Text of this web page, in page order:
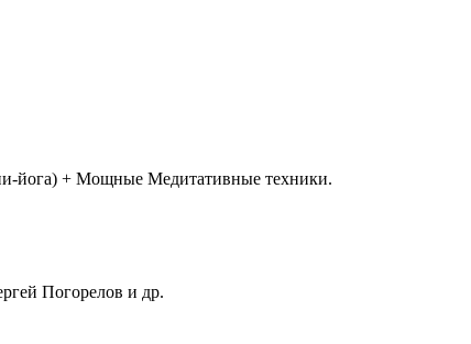
йога) + Мощные Медитативные техники.
Погорелов и др.